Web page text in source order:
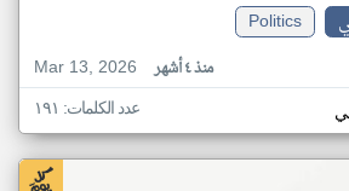
Politics
Mar 13, 2026
منذ ٤ أشهر
عدد الكلمات: ١٩١